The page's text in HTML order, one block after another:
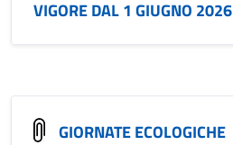
VIGORE DAL 1 GIUGNO 2026
GIORNATE ECOLOGICHE